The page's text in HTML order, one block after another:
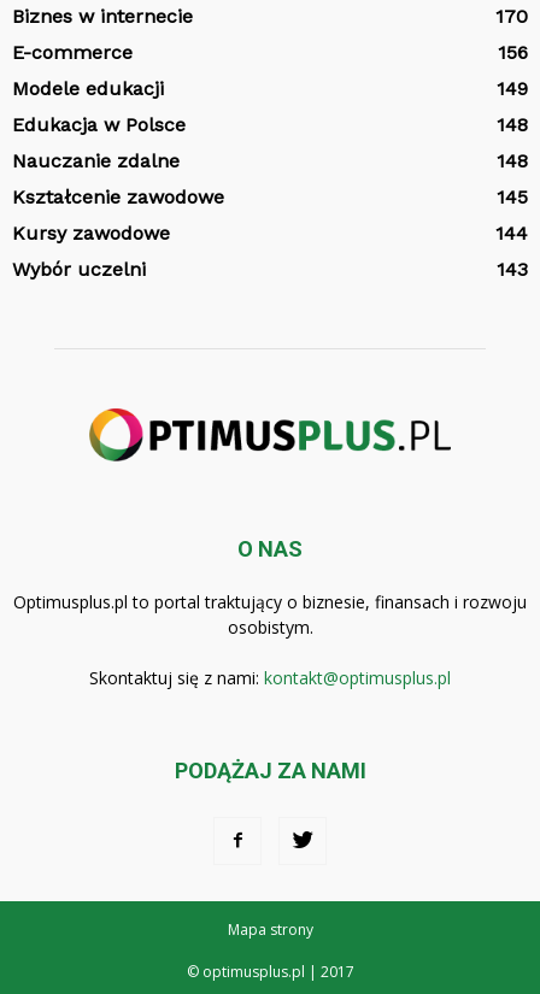
Biznes w internecie
170
E-commerce
156
Modele edukacji
149
Edukacja w Polsce
148
Nauczanie zdalne
148
Kształcenie zawodowe
145
Kursy zawodowe
144
Wybór uczelni
143
O NAS
Optimusplus.pl to portal traktujący o biznesie, finansach i rozwoju
osobistym.
Skontaktuj się z nami: kontakt@optimusplus.pl
PODĄŻAJ ZA NAMI
Mapa strony
© optimusplus.pl | 2017